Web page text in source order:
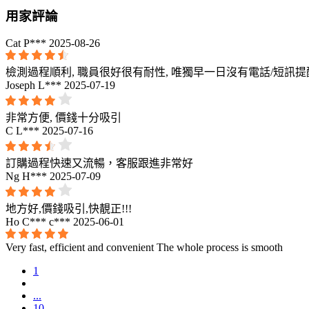
用家評論
Cat P*** 2025-08-26
檢測過程順利, 職員很好很有耐性, 唯獨早一日沒有電話/短訊
Joseph L*** 2025-07-19
非常方便, 價錢十分吸引
C L*** 2025-07-16
訂購過程快速又流暢，客服跟進非常好
Ng H*** 2025-07-09
地方好,價錢吸引,快靚正!!!
Ho C*** c*** 2025-06-01
Very fast, efficient and convenient The whole process is smooth
1
...